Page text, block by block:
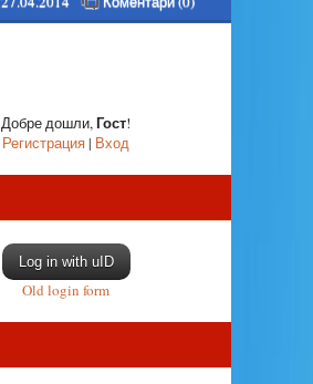
Добре дошли,Гост!
Регистрация| Вход
Log in with uID
Old login form